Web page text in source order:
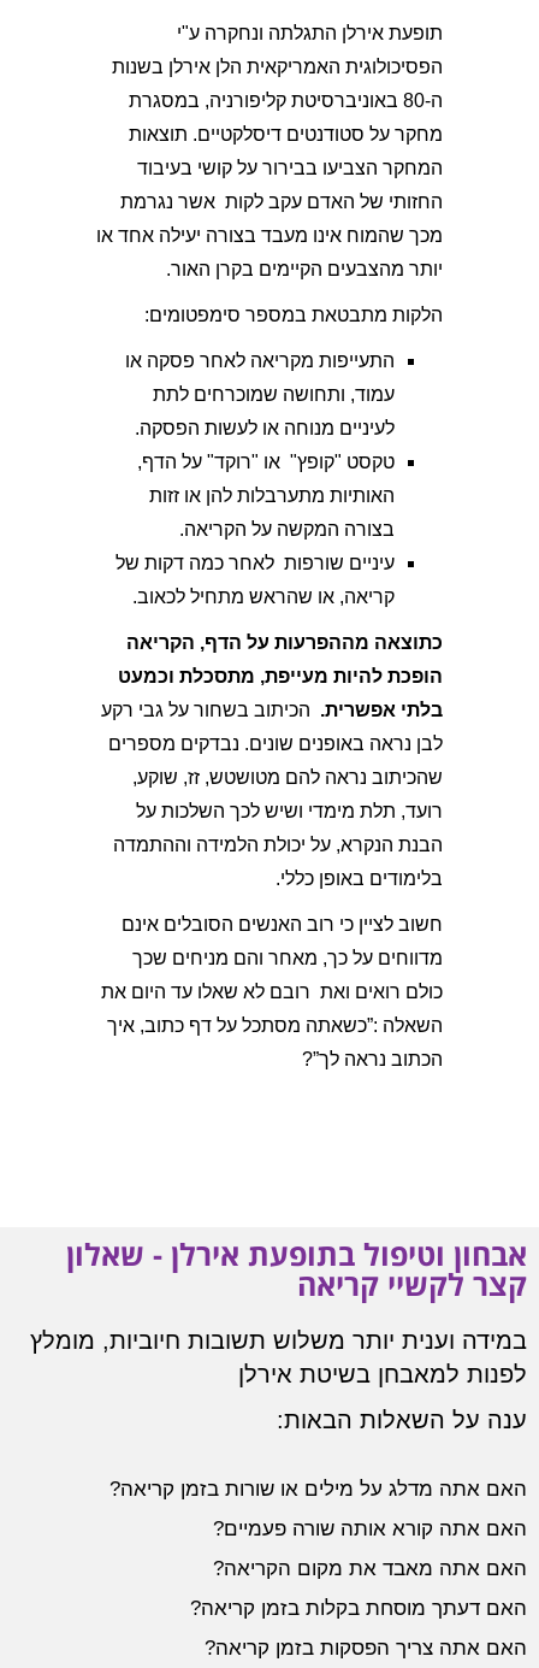
תופעת אירלן התגלתה ונחקרה ע"י
הפסיכולוגית האמריקאית הלן אירלן בשנות
ה-80 באוניברסיטת קליפורניה, במסגרת
מחקר על סטודנטים דיסלקטיים. תוצאות
המחקר הצביעו בבירור על קושי בעיבוד
החזותי של האדם עקב לקות אשר נגרמת
מכך שהמוח אינו מעבד בצורה יעילה אחד או
יותר מהצבעים הקיימים בקרן האור.
הלקות מתבטאת במספר סימפטומים:
התעייפות מקריאה לאחר פסקה או
עמוד, ותחושה שמוכרחים לתת
לעיניים מנוחה או לעשות הפסקה.
טקסט "קופץ" או "רוקד" על הדף,
האותיות מתערבלות להן או זזות
בצורה המקשה על הקריאה.
עיניים שורפות לאחר כמה דקות של
קריאה, או שהראש מתחיל לכאוב.
כתוצאה מההפרעות על הדף, הקריאה
הופכת להיות מעייפת, מתסכלת וכמעט
בלתי אפשרית. הכיתוב בשחור על גבי רקע
לבן נראה באופנים שונים. נבדקים מספרים
שהכיתוב נראה להם מטושטש, זז, שוקע,
רועד, תלת מימדי ושיש לכך השלכות על
הבנת הנקרא, על יכולת הלמידה וההתמדה
בלימודים באופן כללי.
חשוב לציין כי רוב האנשים הסובלים אינם
מדווחים על כך, מאחר והם מניחים שכך
כולם רואים ואת רובם לא שאלו עד היום את
השאלה :”כשאתה מסתכל על דף כתוב, איך
הכתוב נראה לך”?
אבחון וטיפול בתופעת אירלן - שאלון
קצר לקשיי קריאה
במידה וענית יותר משלוש תשובות חיוביות, מומלץ
לפנות למאבחן בשיטת אירלן
ענה על השאלות הבאות:
האם אתה מדלג על מילים או שורות בזמן קריאה?
האם אתה קורא אותה שורה פעמיים?
האם אתה מאבד את מקום הקריאה?
האם דעתך מוסחת בקלות בזמן קריאה?
האם אתה צריך הפסקות בזמן קריאה?